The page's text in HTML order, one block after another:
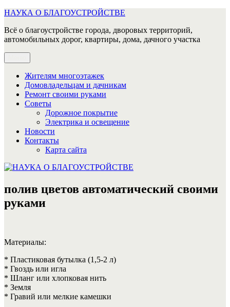
Перейти
содержимому
НАУКА О БЛАГОУСТРОЙСТВЕ
Всё о благоустройстве города, дворовых территорий,
автомобильных дорог, квартиры, дома, дачного участка
Жителям многоэтажек
Домовладельцам и дачникам
Ремонт своими руками
Советы
Дорожное покрытие
Электрика и освещение
Новости
Контакты
Карта сайта
полив цветов автоматический своими
руками
Материалы:
* Пластиковая бутылка (1,5-2 л)
* Гвоздь или игла
* Шланг или хлопковая нить
* Земля
* Гравий или мелкие камешки